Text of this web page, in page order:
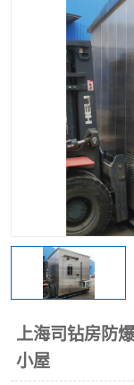
上海司钻房防
小屋